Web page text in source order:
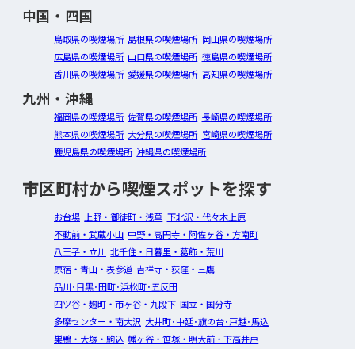
中国・四国
鳥取県の喫煙場所 島根県の喫煙場所 岡山県の喫煙場所
広島県の喫煙場所 山口県の喫煙場所 徳島県の喫煙場所
香川県の喫煙場所 愛媛県の喫煙場所 高知県の喫煙場所
九州・沖縄
福岡県の喫煙場所 佐賀県の喫煙場所 長崎県の喫煙場所
熊本県の喫煙場所 大分県の喫煙場所 宮崎県の喫煙場所
鹿児島県の喫煙場所 沖縄県の喫煙場所
市区町村から喫煙スポットを探す
お台場 上野・御徒町・浅草 下北沢・代々木上原
不動前・武蔵小山 中野・高円寺・阿佐ヶ谷・方南町
八王子・立川 北千住・日暮里・葛飾・荒川
原宿・青山・表参道 吉祥寺・荻窪・三鷹
品川･目黒･田町･浜松町･五反田
四ツ谷・麹町・市ヶ谷・九段下 国立・国分寺
多摩センター・南大沢 大井町･中延･旗の台･戸越･馬込
巣鴨・大塚・駒込 幡ヶ谷・笹塚・明大前・下高井戸